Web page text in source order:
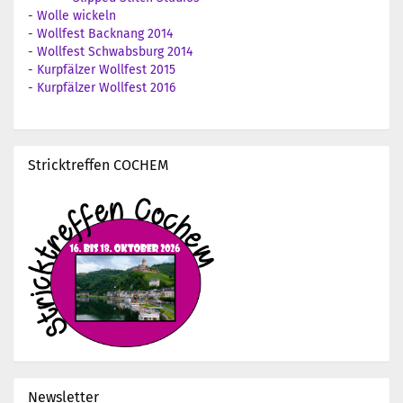
- Wolle wickeln
- Wollfest Backnang 2014
- Wollfest Schwabsburg 2014
- Kurpfälzer Wollfest 2015
- Kurpfälzer Wollfest 2016
Stricktreffen COCHEM
Newsletter